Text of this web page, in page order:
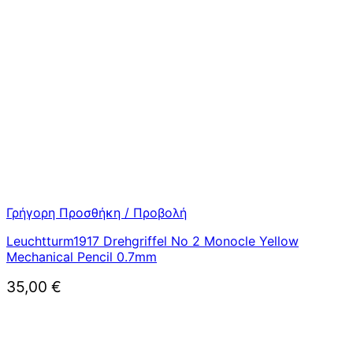
Γρήγορη Προσθήκη / Προβολή
Leuchtturm1917 Drehgriffel No 2 Monocle Yellow
Mechanical Pencil 0.7mm
35,00 €